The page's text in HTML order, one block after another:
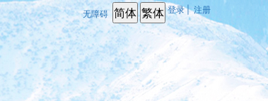
无障碍 登录 | 注册